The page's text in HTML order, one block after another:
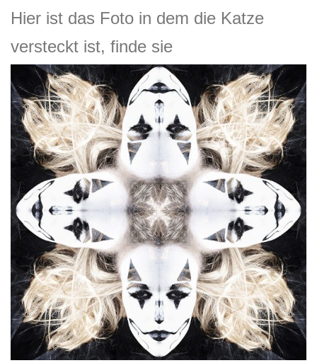
Hier ist das Foto in dem die Katze
versteckt ist, finde sie